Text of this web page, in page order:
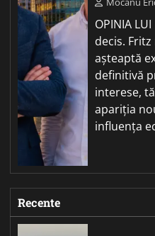
OPINIA LUI
decis.
așteaptă
definitivă
interese,
apariția
influența
Recente